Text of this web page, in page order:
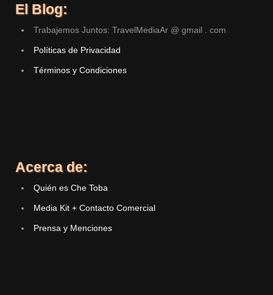
El Blog:
Trabajemos Juntos: TravelMediaAr @ gmail . com
Políticas de Privacidad
Términos y Condiciones
Acerca de:
Quién es Che Toba
Media Kit + Contacto Comercial
Prensa y Menciones